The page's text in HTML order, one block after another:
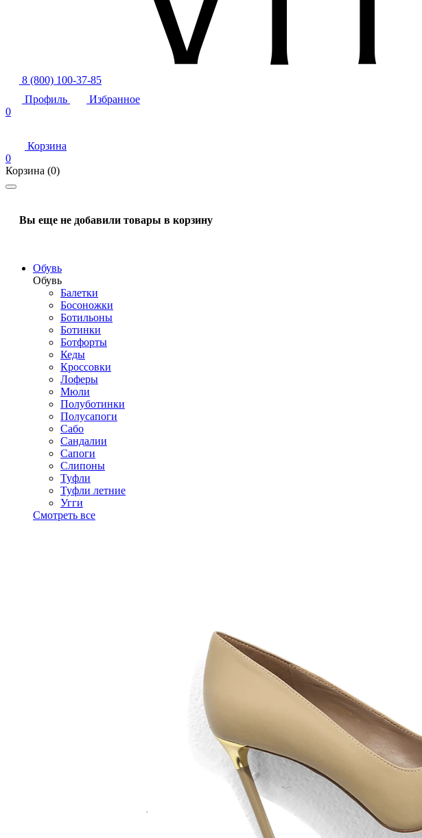
8 (800) 100-37-85
Профиль
Избранное
0
Корзина
0
Корзина (0)
Вы еще не добавили товары в корзину
Обувь
Обувь
Балетки
Босоножки
Ботильоны
Ботинки
Ботфорты
Кеды
Кроссовки
Лоферы
Мюли
Полуботинки
Полусапоги
Сабо
Сандалии
Сапоги
Слипоны
Туфли
Туфли летние
Угги
Смотреть все